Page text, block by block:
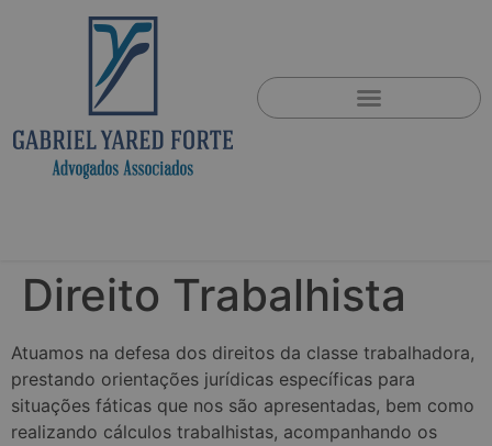
Direito Trabalhista
Atuamos na defesa dos direitos da classe trabalhadora,
prestando orientações jurídicas específicas para
situações fáticas que nos são apresentadas, bem como
realizando cálculos trabalhistas, acompanhando os